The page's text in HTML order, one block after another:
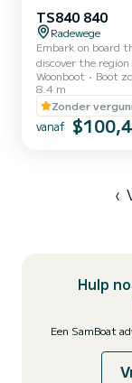
TS840 840
Radewege
Embark on board
discover the
to ensure complete
is 8 meters in
accommodate 4
met1 toilet met douche. Het heeft de
Boegschroef, TV. We invite you to request a quote directly via the
Woonboot Boot
8.4 m
Zonder
vanaf
‹
Hulp
Een SamBoat